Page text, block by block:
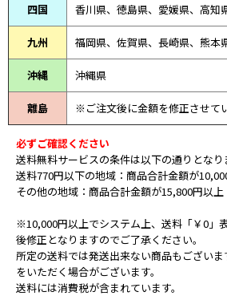
四国 香川県、徳島県、愛媛県、高知
九州 福岡県、佐賀県、長崎県、熊本
沖縄 沖縄県
離島 ※ご注文後に金額を修正させて
必ずご確認ください
送料無料サービスの条件は以下の通りとなり
送料770円以下の地域：商品合計金額が
その他の地域：商品合計金額が15,800円以上
※10,000円以上でシステム上、送料「￥0」
後修正となりますのでご了承ください。
所定の送料では発送出来ない商品もござい
をいただく場合がございます。
送料には消費税が含まれています。